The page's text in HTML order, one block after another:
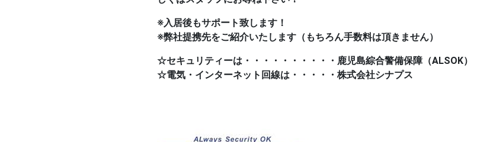
※入居後もサポート致します！
※弊社提携先をご紹介いたします（もちろん手数料は頂きません）
☆セキュリティーは・・・・・・・・・・鹿児島綜合警備保障（ALSOK）
☆電気・インターネット回線は・・・・・株式会社シナプス